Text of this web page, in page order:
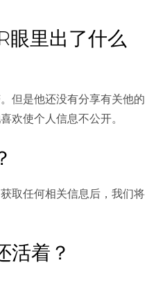
里出了什么
但是他还没有分享有关他的
欢使个人信息不公开。
取任何相关信息后，我们将
活着？